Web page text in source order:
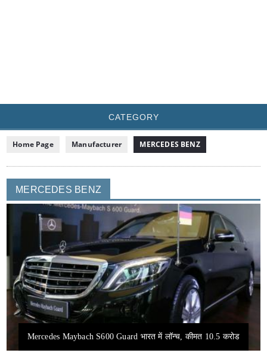
CATEGORY
Home Page Manufacturer MERCEDES BENZ
MERCEDES BENZ
Mercedes Maybach S600 Guard भारत में लॉन्च, कीमत 10.5 करोड